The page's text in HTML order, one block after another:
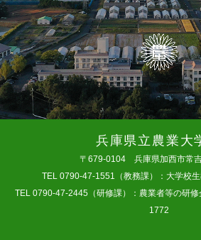
兵庫県立農業大
〒679-0104 兵庫県加西市常
TEL 0790-47-1551（教務課）：大学校生
TEL 0790-47-2445（研修課）：農業者等の研
1772